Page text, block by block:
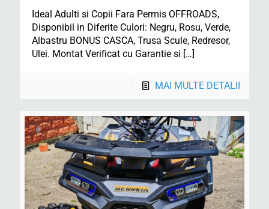
Ideal Adulti si Copii Fara Permis OFFROADS,
Disponibil in Diferite Culori: Negru, Rosu, Verde,
Albastru BONUS CASCA, Trusa Scule, Redresor,
Ulei. Montat Verificat cu Garantie si […]
MAI MULTE DETALII